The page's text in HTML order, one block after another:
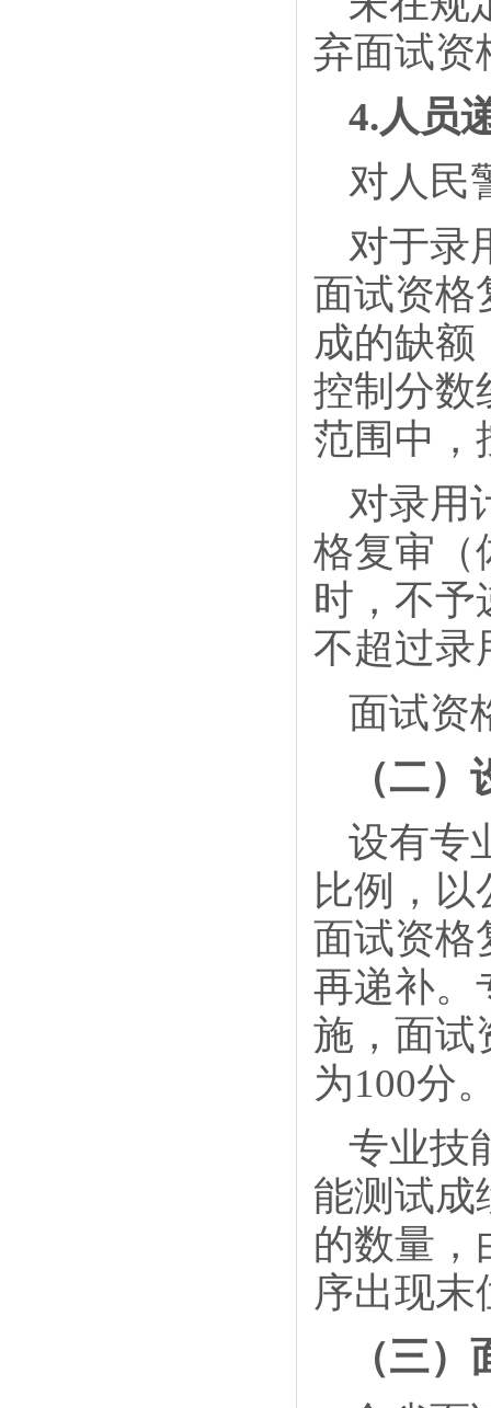
弃面试资
4.人员
对人民
对于录
面试资格
成的缺额
控制分数
范围中，
对录用
格复审（
时，不予
不超过录
面试资
（二
设有专
比例，
面试资格
再递补。
施，面试
为100分
专业技
能测试成
的数量，
序出现
（三